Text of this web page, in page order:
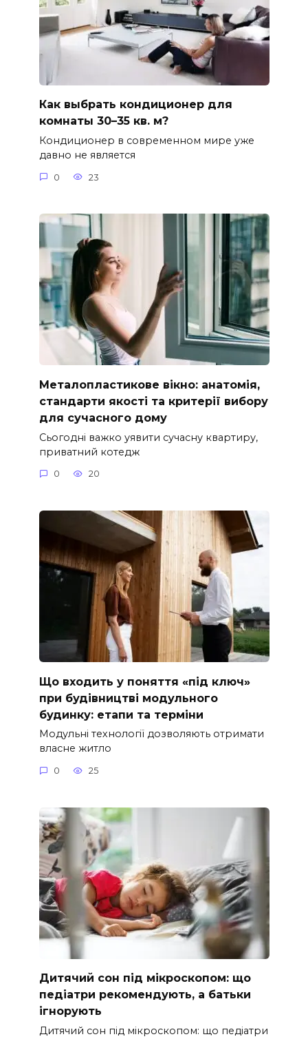
Как выбрать кондиционер для
комнаты 30–35 кв. м?
Кондиционер в современном мире уже
давно не является
0 23
Металопластикове вікно: анатомія,
стандарти якості та критерії вибору
для сучасного дому
Сьогодні важко уявити сучасну квартиру,
приватний котедж
0 20
Що входить у поняття «під ключ»
при будівництві модульного
будинку: етапи та терміни
Модульні технології дозволяють отримати
власне житло
0 25
Дитячий сон під мікроскопом: що
педіатри рекомендують, а батьки
ігнорують
Дитячий сон під мікроскопом: що педіатри